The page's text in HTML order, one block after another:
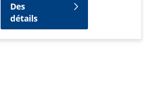
Des
détails